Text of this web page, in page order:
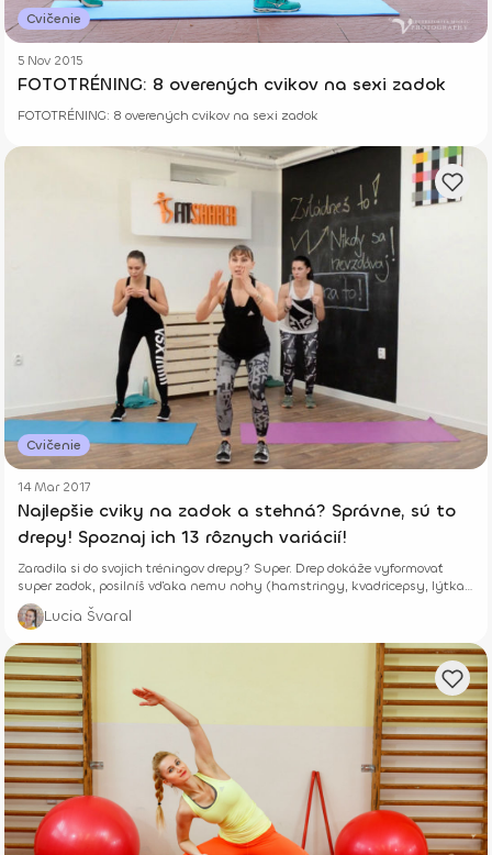
Cvičenie
5 Nov 2015
FOTOTRÉNING: 8 overených cvikov na sexi zadok
FOTOTRÉNING: 8 overených cvikov na sexi zadok
Cvičenie
14 Mar 2017
Najlepšie cviky na zadok a stehná? Správne, sú to
drepy! Spoznaj ich 13 rôznych variácií!
Zaradila si do svojich tréningov drepy? Super. Drep dokáže vyformovať
super zadok, posilníš vďaka nemu nohy (hamstringy, kvadricepsy, lýtka)
i brušné svaly.
Lucia Švaral